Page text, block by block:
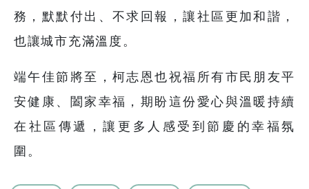
務，默默付出、不求回報，讓社區更加和諧，
也讓城市充滿溫度。
端午佳節將至，柯志恩也祝福所有市民朋友平
安健康、闔家幸福，期盼這份愛心與溫暖持續
在社區傳遞，讓更多人感受到節慶的幸福氛
圍。